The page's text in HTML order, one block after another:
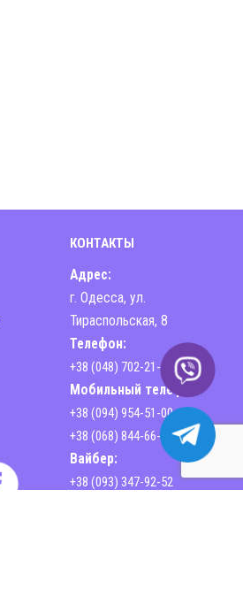
КОНТАКТЫ
Адрес:
г. Одесса, ул.
Тираспольская, 8
Телефон:
+38 (048) 702-21-00
Мобильный телефон:
+38 (094) 954-51-00
+38 (068) 844-66-44
Вайбер:
+38 (093) 347-92-52